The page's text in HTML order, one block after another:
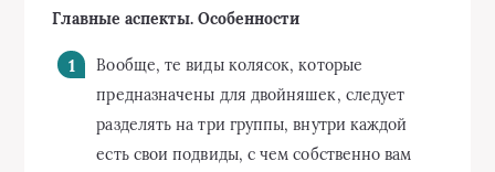
Главные аспекты. Особенности
Вообще, те виды колясок, которые
предназначены для двойняшек, следует
разделять на три группы, внутри каждой
есть свои подвиды, с чем собственно вам